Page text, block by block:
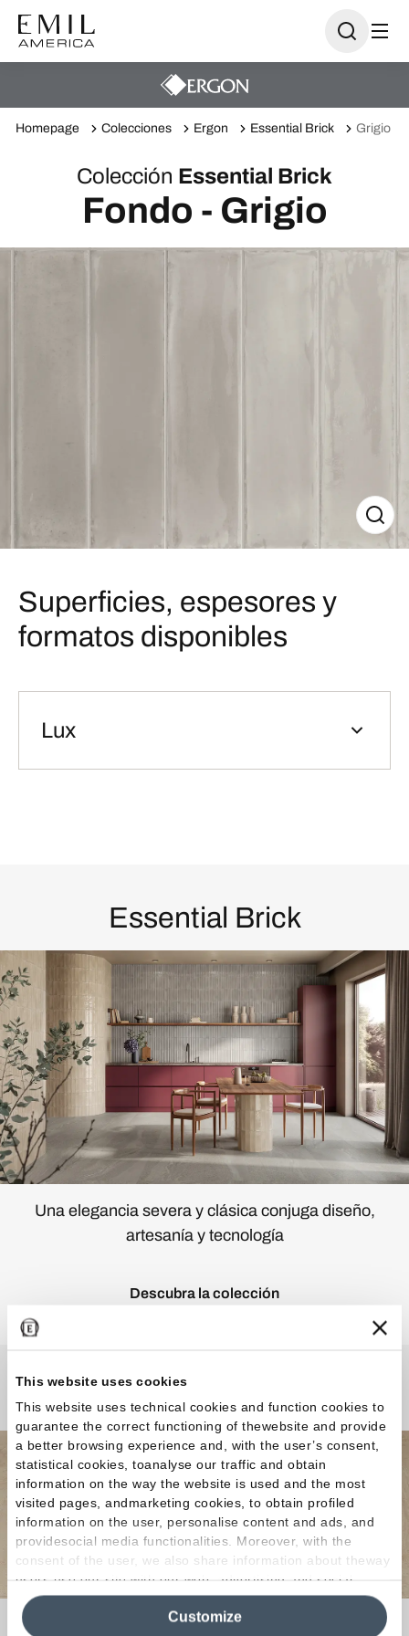
This website uses cookies
This website uses technical cookies and function cookies to
guarantee the correct functioning of thewebsite and provide
a better browsing experience and, with the user’s consent,
statistical cookies, toanalyse our traffic and obtain
information on the way the website is used and the most
visited pages, andmarketing cookies, to obtain profiled
information on the user, personalise content and ads, and
providesocial media functionalities. Moreover, with the
consent of the user, we also share information about theway
users use our site with our web, advertising and social
media analytics partners, who may combine itwith other
information in their possession. By closing this banner,
Customize
Homepage Colecciones Ergon Essential Brick Grigio
Colección Essential Brick
Fondo - Grigio
Superficies, espesores y
formatos disponibles
Lux
Essential Brick
Una elegancia severa y clásica conjuga diseño,
artesanía y tecnología
Descubra la colección
¿Curiosidades o Preguntas?
Si buscas el revestimiento ideal para tu hogar o